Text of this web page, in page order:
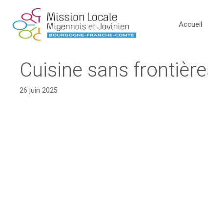
Accueil
Cuisine sans
26 juin 2025